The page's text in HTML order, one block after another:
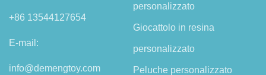
+86 13544127654
E-mail:
info@demengtoy.com
personalizzato
Giocattolo in resina
personalizzato
Peluche personalizzato